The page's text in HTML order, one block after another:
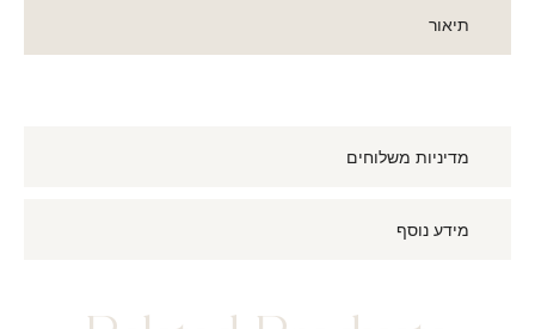
תיאור
מדיניות משלוחים
מידע נוסף